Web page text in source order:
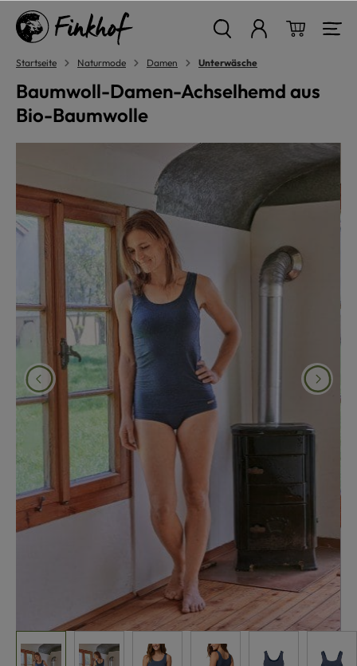
springen
Startseite Naturmode Damen Unterwäsche
Baumwoll-Damen-Achselhemd aus
Bio-Baumwolle